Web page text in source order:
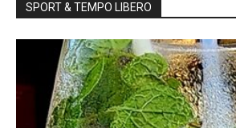
SPORT & TEMPO LIBERO